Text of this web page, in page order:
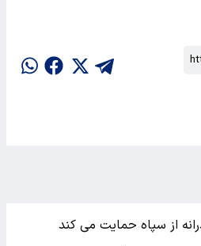
از سپاه حمایت می کند